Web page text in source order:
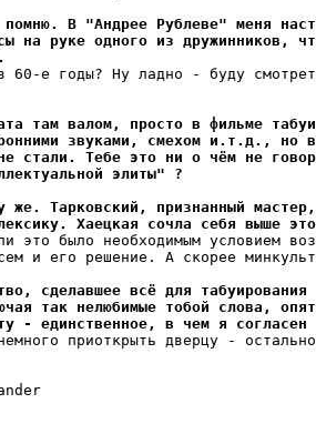
В "Андрее Рублеве" меня
на руке одного из дружинников,
60-е годы? Ну ладно - буду
там валом, просто в фильме
звуками, смехом и.т.д., но
не стали. Тебе это ни о чём не
элиты" ?
же. Тарковский, признанный
Хаецкая сочла себя выше
это было необходимым условием
и его решение. А скорее
сделавшее всё для
так нелюбимые тобой слова,
- единственное, в чем я
приоткрыть дверцу -